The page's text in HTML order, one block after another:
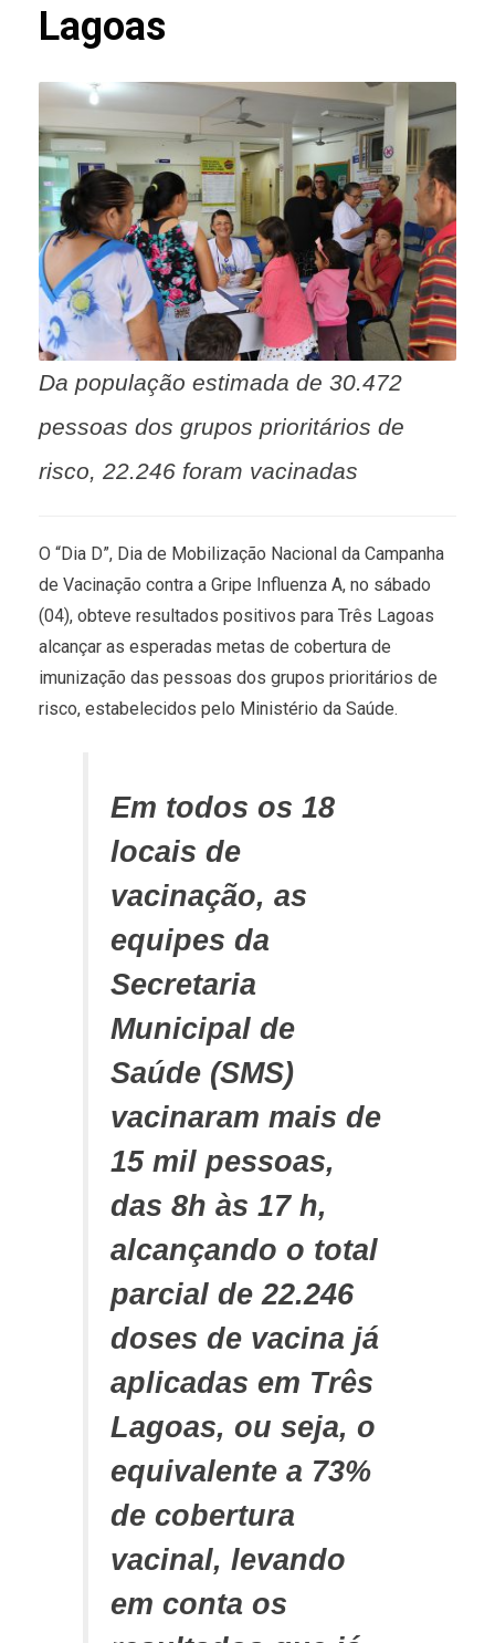
Lagoas
Da população estimada de 30.472
pessoas dos grupos prioritários de
risco, 22.246 foram vacinadas
O “Dia D”, Dia de Mobilização Nacional da Campanha
de Vacinação contra a Gripe Influenza A, no sábado
(04), obteve resultados positivos para Três Lagoas
alcançar as esperadas metas de cobertura de
imunização das pessoas dos grupos prioritários de
risco, estabelecidos pelo Ministério da Saúde.
Em todos os 18
locais de
vacinação, as
equipes da
Secretaria
Municipal de
Saúde (SMS)
vacinaram mais de
15 mil pessoas,
das 8h às 17 h,
alcançando o total
parcial de 22.246
doses de vacina já
aplicadas em Três
Lagoas, ou seja, o
equivalente a 73%
de cobertura
vacinal, levando
em conta os